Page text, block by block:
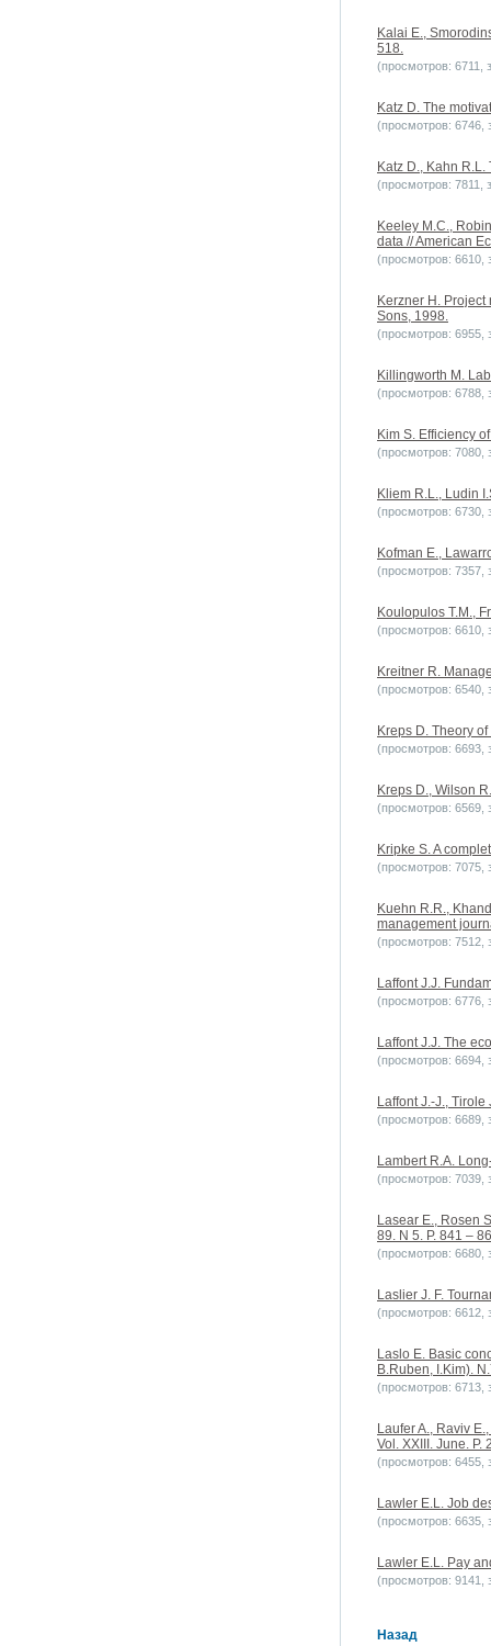
Kalai E.,
518.
(просмотров: 6711,
Katz D. The
(просмотров: 6746,
Katz D., Kahn
(просмотров: 7811,
Keeley M.C.,
data // American
(просмотров: 6610,
Kerzner H.
Sons, 1998.
(просмотров: 6955,
Killingworth M.
(просмотров: 6788,
Kim S. Efficiency
(просмотров: 7080,
Kliem R.L., Ludin
(просмотров: 6730,
Kofman E.,
(просмотров: 7357,
Koulopulos T.M.,
(просмотров: 6610,
Kreitner R.
(просмотров: 6540,
Kreps D. Theory
(просмотров: 6693,
Kreps D., Wilson
(просмотров: 6569,
Kripke S. A
(просмотров: 7075,
Kuehn R.R.,
management
(просмотров: 7512,
Laffont J.J.
(просмотров: 6776,
Laffont J.J. The
(просмотров: 6694,
Laffont J.-J.,
(просмотров: 6689,
Lambert R.A.
(просмотров: 7039,
Lasear E., Rosen
89. N 5. P. 841 –
(просмотров: 6680,
Laslier J. F.
(просмотров: 6612,
Laslo E. Basic
B.Ruben, I.Kim).
(просмотров: 6713,
Laufer A., Raviv
Vol. XXIII. June. P.
(просмотров: 6455,
Lawler E.L. Job
(просмотров: 6635,
Lawler E.L. Pay
(просмотров: 9141,
Назад